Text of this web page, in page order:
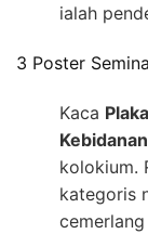
ialah
3 Poster
Kaca
kolokium.
kategoris